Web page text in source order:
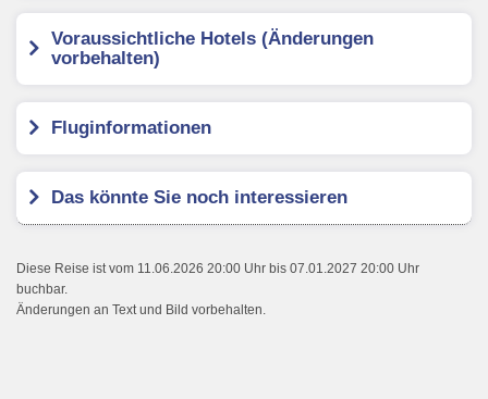
Voraussichtliche Hotels (Änderungen
vorbehalten)
Fluginformationen
Das könnte Sie noch interessieren
Diese Reise ist vom 11.06.2026 20:00 Uhr bis 07.01.2027 20:00 Uhr
buchbar.
Änderungen an Text und Bild vorbehalten.